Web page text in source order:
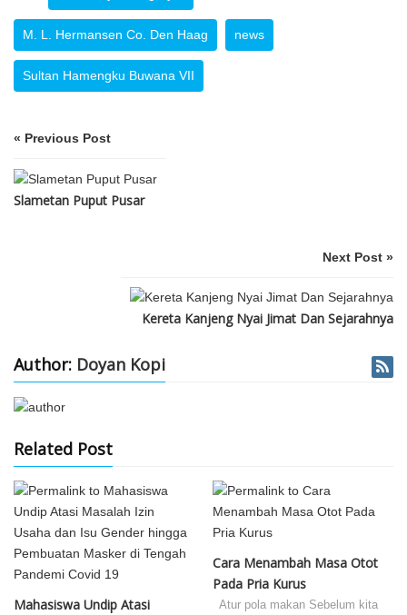
M. L. Hermansen Co. Den Haag news
Sultan Hamengku Buwana VII
« Previous Post
Slametan Puput Pusar
Next Post »
Kereta Kanjeng Nyai Jimat Dan Sejarahnya
Author: Doyan Kopi
Related Post
Mahasiswa Undip Atasi
Cara Menambah Masa Otot
Pada Pria Kurus
Atur pola makan Sebelum kita